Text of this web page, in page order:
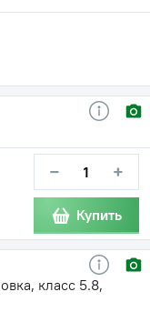
− +
Купить
класс 5.8,